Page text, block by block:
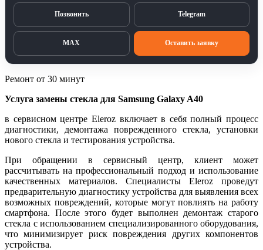
Позвонить Telegram
MAX Оставить заявку
Ремонт от 30 минут
Услуга замены стекла для Samsung Galaxy A40
в сервисном центре Eleroz включает в себя полный процесс
диагностики, демонтажа поврежденного стекла, установки
нового стекла и тестирования устройства.
При обращении в сервисный центр, клиент может
рассчитывать на профессиональный подход и использование
качественных материалов. Специалисты Eleroz проведут
предварительную диагностику устройства для выявления всех
возможных повреждений, которые могут повлиять на работу
смартфона. После этого будет выполнен демонтаж старого
стекла с использованием специализированного оборудования,
что минимизирует риск повреждения других компонентов
устройства.